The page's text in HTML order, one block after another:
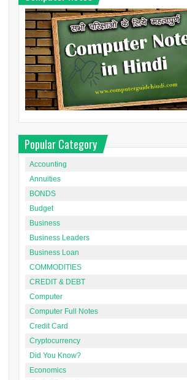
Popular Category
Accounting
Annuities
BONDS
Budget
Business
Business Leaders
Business Loan
COMMODITIES
CREDIT & DEBT
Computer
Computer Full Notes
Credit Card
Cryptocurrency
Did You Know?
Economics